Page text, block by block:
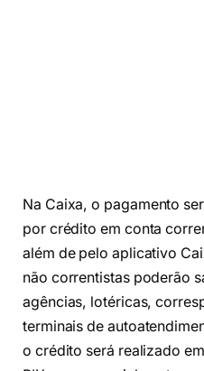
Na Caixa, o pagamento
por crédito em conta
além de pelo aplicativo
não correntistas poderão
agências, lotéricas,
terminais de
o crédito será realizado